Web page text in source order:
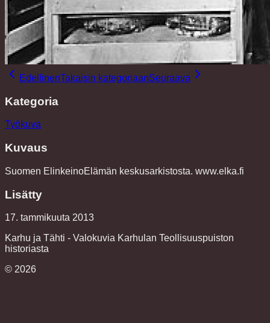
EdellinenTakaisin kategoriaanSeuraava
Kategoria
Työkuva
Kuvaus
Suomen ElinkeinoElämän keskusarkistosta. www.elka.fi
Lisätty
17. tammikuuta 2013
Karhu ja Tähti - Valokuvia Karhulan Teollisuuspuiston
historiasta
© 2026